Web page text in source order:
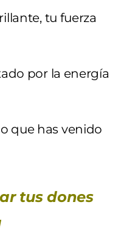
tu fuerza
por la energía
que has venido
tus dones